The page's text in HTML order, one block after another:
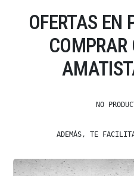
OFERTAS EN
COMPRAR
NO
ADEMÁS, TE